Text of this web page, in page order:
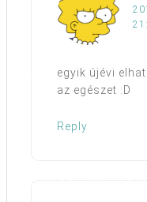
egyik újévi
az egészet :D
Reply